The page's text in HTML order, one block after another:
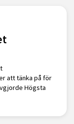
att tänka på för
Högsta